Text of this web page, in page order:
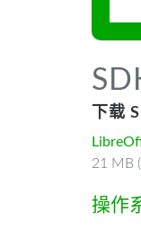
下载
21 MB (
操作